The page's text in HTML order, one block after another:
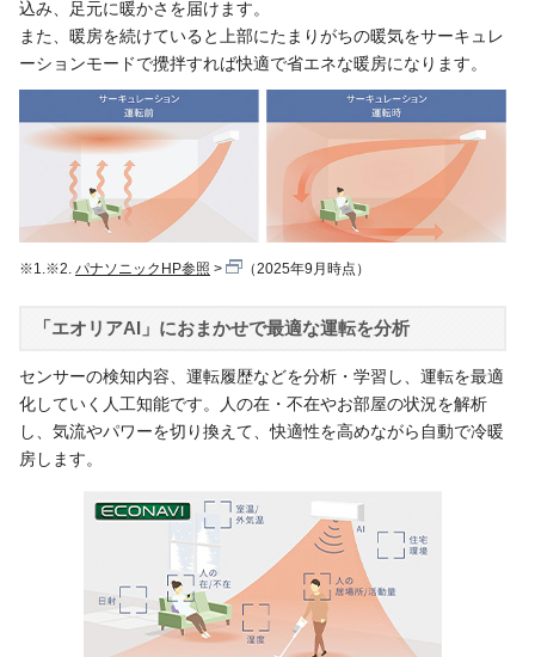
込み、足元に暖かさを届けます。
また、暖房を続けていると上部にたまりがちの暖気をサーキュレ
ーションモードで攪拌すれば快適で省エネな暖房になります。
※1.※2. パナソニックHP参照 （2025年9月時点）
「エオリアAI」におまかせで最適な運転を分析
センサーの検知内容、運転履歴などを分析・学習し、運転を最適
化していく人工知能です。人の在・不在やお部屋の状況を解析
し、気流やパワーを切り換えて、快適性を高めながら自動で冷暖
房します。